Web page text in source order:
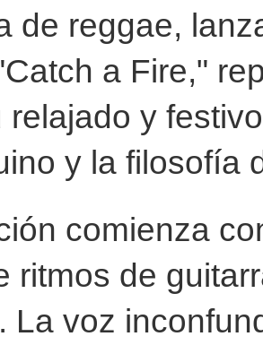
de reggae,
a Fire,"
relajado y
y la filosofía
comienza
ritmos de
La voz